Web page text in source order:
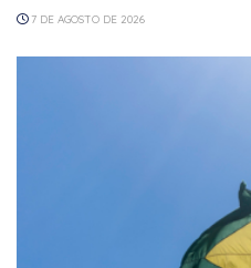
7 DE AGOSTO DE 2026